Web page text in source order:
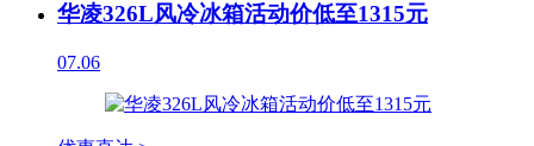
华凌326L风冷冰箱活动价低至1315元
07.06